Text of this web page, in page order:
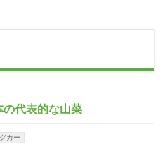
代表的な山菜
カー